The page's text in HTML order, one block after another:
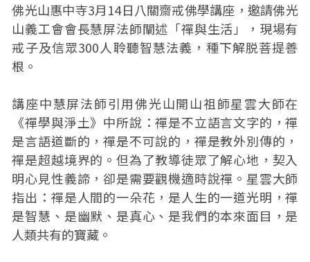
佛光山惠中寺3月14日八關齋戒佛學講座，邀請佛光
山義工會會長慧屏法師闡述「禪與生活」，現場有
戒子及信眾300人聆聽智慧法義，種下解脱菩提善
根。
講座中慧屏法師引用佛光山開山祖師星雲大師在
《禪學與淨土》中所說：禪是不立語言文字的，禪
是言語道斷的，禪是不可說的，禪是教外別傳的，
禪是超越境界的。但為了教導徒眾了解心地，契入
明心見性義諦，卻是需要觀機適時說禪。星雲大師
指出：禪是人間的一朵花，是人生的一道光明，禪
是智慧、是幽默、是真心、是我們的本來面目，是
人類共有的寶藏。